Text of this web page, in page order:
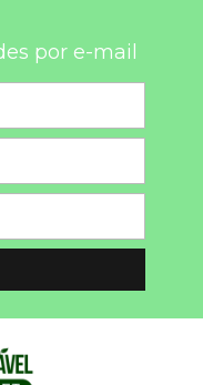
por e-mail